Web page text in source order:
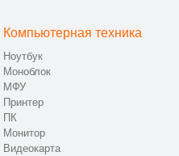
Компьютерная техника
Ноутбук
Моноблок
МФУ
Принтер
ПК
Монитор
Видеокарта